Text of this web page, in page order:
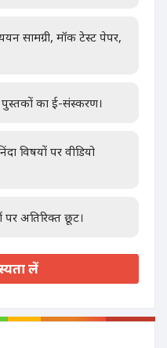
सामग्री, मॉक टेस्ट पेपर,
पुस्तकों का ई-संस्करण।
विषयों पर वीडियो
पर अतिरिक्त छूट।
लें